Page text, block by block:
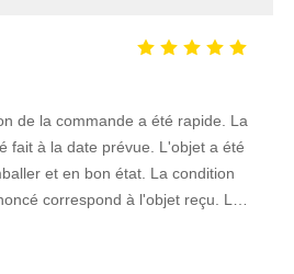
de la commande a été rapide. La
fait à la date prévue. L'objet a été
et en bon état. La condition
correspond à l'objet reçu. Le